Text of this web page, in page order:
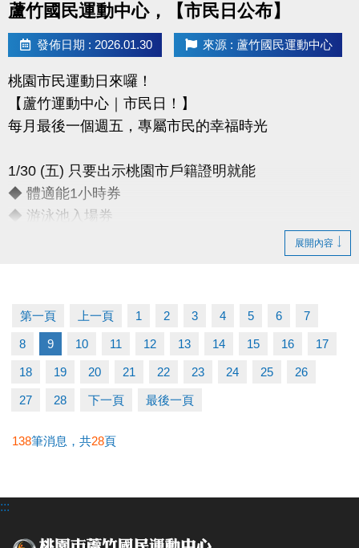
蘆竹國民運動中心，【市民日公布】
發佈日期 : 2026.01.30 來源 : 蘆竹國民運動中心
桃園市民運動日來囉！
【蘆竹運動中心｜市民日！】
每月最後一個週五，專屬市民的幸福時光
1/30 (五) 只要出示桃園市戶籍證明就能
◆ 體適能1小時券
◆ 游泳池入場券
連絡資訊
-洽詢專線：03-2639066 #111
-官網 :
https://www.lzsports.com.tw/zh_TW/news/pageID/1/
-IG : @luzhusports
展開內容
第一頁 上一頁 1 2 3 4 5 6 7
8 9 10 11 12 13 14 15 16 17
18 19 20 21 22 23 24 25 26
27 28 下一頁 最後一頁
138筆消息，共28頁
:::